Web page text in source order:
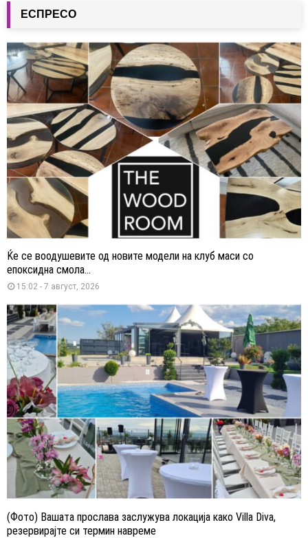
ЕСПРЕСО
Ќе се воодушевите од новите модели на клуб маси со
епоксидна смола...
15:02 - 7 август, 2026
(Фото) Вашата прослава заслужува локација како Villa Diva,
резервирајте си термин навреме